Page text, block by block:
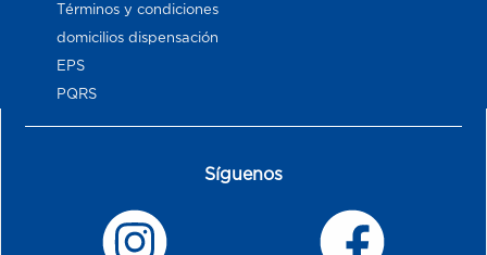
Términos y condiciones
domicilios dispensación
EPS
PQRS
Síguenos